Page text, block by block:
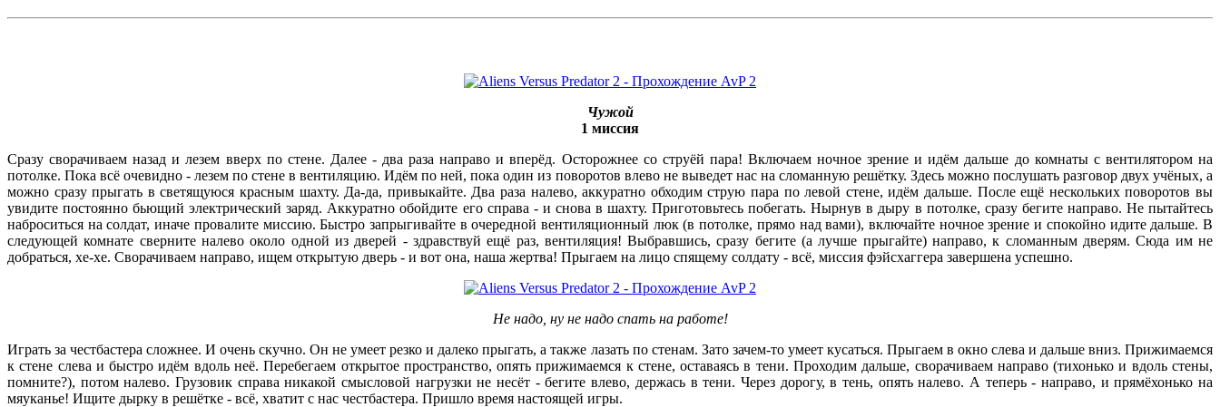
Чужой
1 миссия
Сразу сворачиваем назад и лезем вверх по стене. Далее - два раза направо и вперёд. Осторожнее со струёй пара! Включаем ночное зрение и идём дальше до комнаты с вентилятором на
потолке. Пока всё очевидно - лезем по стене в вентиляцию. Идём по ней, пока один из поворотов влево не выведет нас на сломанную решётку. Здесь можно послушать разговор двух учёных, а
можно сразу прыгать в светящуюся красным шахту. Да-да, привыкайте. Два раза налево, аккуратно обходим струю пара по левой стене, идём дальше. После ещё нескольких поворотов вы
увидите постоянно бьющий электрический заряд. Аккуратно обойдите его справа - и снова в шахту. Приготовьтесь побегать. Нырнув в дыру в потолке, сразу бегите направо. Не пытайтесь
наброситься на солдат, иначе провалите миссию. Быстро запрыгивайте в очередной вентиляционный люк (в потолке, прямо над вами), включайте ночное зрение и спокойно идите дальше. В
следующей комнате сверните налево около одной из дверей - здравствуй ещё раз, вентиляция! Выбравшись, сразу бегите (а лучше прыгайте) направо, к сломанным дверям. Сюда им не
добраться, хе-хе. Сворачиваем направо, ищем открытую дверь - и вот она, наша жертва! Прыгаем на лицо спящему солдату - всё, миссия фэйсхаггера завершена успешно.
Не надо, ну не надо спать на работе!
Играть за честбастера сложнее. И очень скучно. Он не умеет резко и далеко прыгать, а также лазать по стенам. Зато зачем-то умеет кусаться. Прыгаем в окно слева и дальше вниз. Прижимаемся
к стене слева и быстро идём вдоль неё. Перебегаем открытое пространство, опять прижимаемся к стене, оставаясь в тени. Проходим дальше, сворачиваем направо (тихонько и вдоль стены,
помните?), потом налево. Грузовик справа никакой смысловой нагрузки не несёт - бегите влево, держась в тени. Через дорогу, в тень, опять налево. А теперь - направо, и прямёхонько на
мяуканье! Ищите дырку в решётке - всё, хватит с нас честбастера. Пришло время настоящей игры.